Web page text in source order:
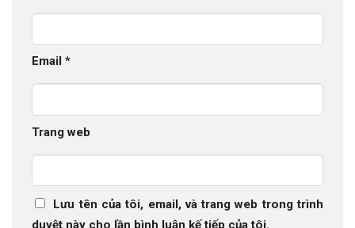
Email *
Trang web
Lưu tên của tôi, email, và trang web trong trình
duyệt này cho lần bình luận kế tiếp của tôi.